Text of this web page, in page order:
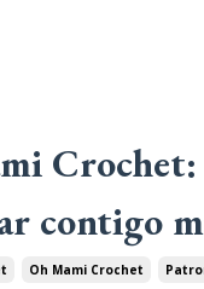
contigo
Oh Mami Crochet